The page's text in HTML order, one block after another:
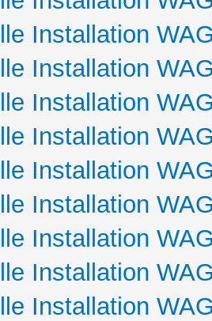
Installation
Installation
Installation
Installation
Installation
Installation
Installation
Installation
Installation